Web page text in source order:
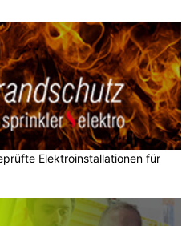
Elektroinstallationen für